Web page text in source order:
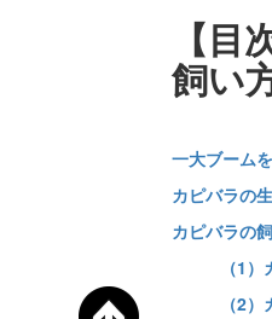
【
飼い
一大ブーム
カピバラの
カピバラの
（1
（2